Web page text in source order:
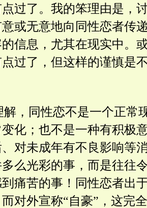
过了。我的笨理由是，
或无意地向同性恋者传
信息，尤其在现实中。
过了，但这样的谨慎是
解，同性恋不是一个正常
化；也不是一种有积极
对未成年有不良影响等
么光彩的事，而是往往
痛苦的事！同性恋者出
对外宣称“自豪”，这完